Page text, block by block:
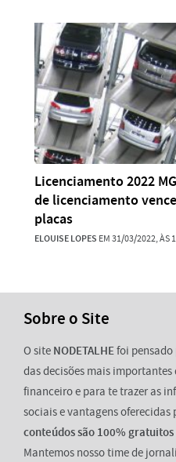
Licenciamento 2022
de licenciamento
placas
ELOUISE LOPES EM 31/03/2022, ÀS
Sobre o Site
O site NODETALHEfoi
das decisões mais
financeiro e para te trazer as
sociais e vantagens oferecidas
conteúdos são 100% gratuitos
Mantemos nosso time de